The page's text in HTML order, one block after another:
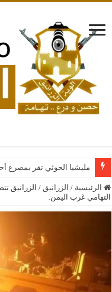
مليشيا الحوثي تقر بمصرع
الرئيسية / الزرانيق / ‏الزرانيق
التهامي غرب اليمن.